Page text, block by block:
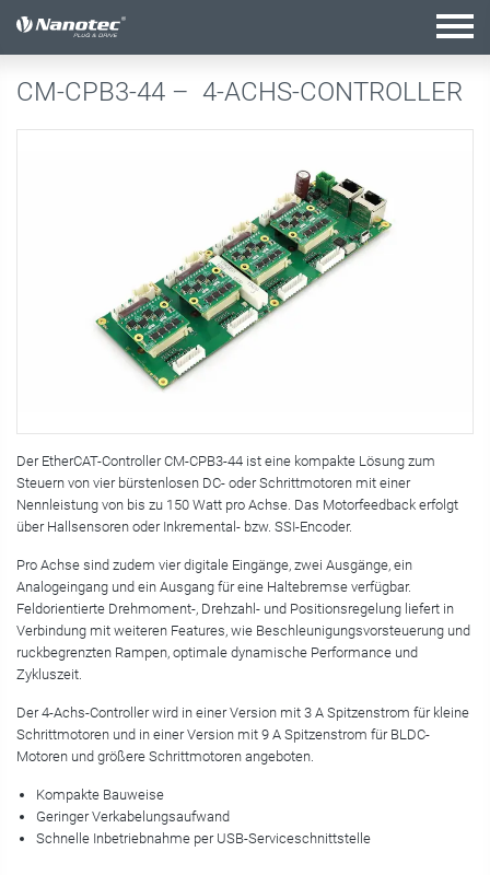
Aktive Kombination
CM-CPB3-44 – 4-ACHS-CONTROLLER
Der EtherCAT-Controller CM-CPB3-44 ist eine kompakte Lösung zum
Steuern von vier bürstenlosen DC- oder Schrittmotoren mit einer
Nennleistung von bis zu 150 Watt pro Achse. Das Motorfeedback erfolgt
über Hallsensoren oder Inkremental- bzw. SSI-Encoder.
Pro Achse sind zudem vier digitale Eingänge, zwei Ausgänge, ein
Analogeingang und ein Ausgang für eine Haltebremse verfügbar.
Feldorientierte Drehmoment-, Drehzahl- und Positionsregelung liefert in
Verbindung mit weiteren Features, wie Beschleunigungsvorsteuerung und
ruckbegrenzten Rampen, optimale dynamische Performance und
Zykluszeit.
Der 4-Achs-Controller wird in einer Version mit 3 A Spitzenstrom für kleine
Schrittmotoren und in einer Version mit 9 A Spitzenstrom für BLDC-
Motoren und größere Schrittmotoren angeboten.
Kompakte Bauweise
Geringer Verkabelungsaufwand
Schnelle Inbetriebnahme per USB-Serviceschnittstelle